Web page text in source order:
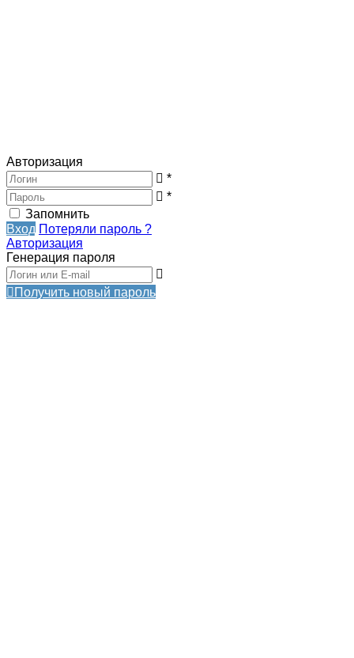
Авторизация
*
*
Запомнить
Вход Потеряли пароль ?
Авторизация
Генерация пароля
Получить новый пароль